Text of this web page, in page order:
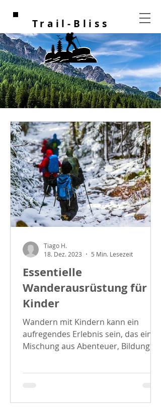
Trail-Bliss
Essentielle
Wanderausrüstung für
Kinder
Wandern mit Kindern kann ein
aufregendes Erlebnis sein, das eine
Mischung aus Abenteuer, Bildung
Als...
Tiago H.
18. Dez. 2023
5 Min. Lesezeit